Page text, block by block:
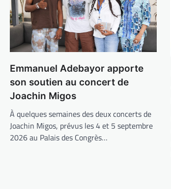
Emmanuel Adebayor apporte
son soutien au concert de
Joachin Migos
À quelques semaines des deux concerts de
Joachin Migos, prévus les 4 et 5 septembre
2026 au Palais des Congrès…